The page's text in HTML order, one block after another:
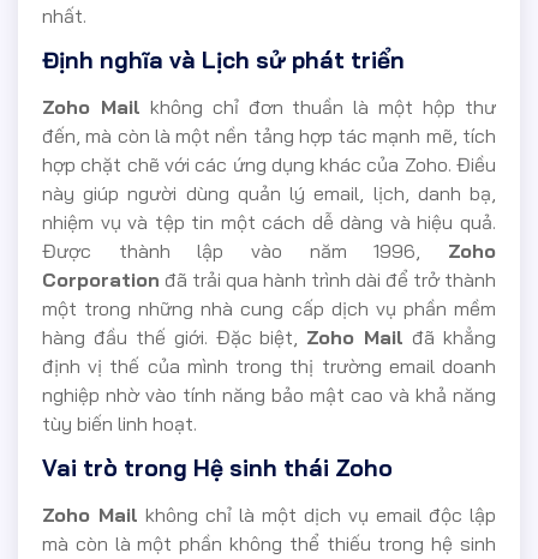
nhất.
Định nghĩa và Lịch sử phát triển
Zoho Mail không chỉ đơn thuần là một hộp thư
đến, mà còn là một nền tảng hợp tác mạnh mẽ, tích
hợp chặt chẽ với các ứng dụng khác của Zoho. Điều
này giúp người dùng quản lý email, lịch, danh bạ,
nhiệm vụ và tệp tin một cách dễ dàng và hiệu quả.
Được thành lập vào năm 1996, Zoho
Corporation đã trải qua hành trình dài để trở thành
một trong những nhà cung cấp dịch vụ phần mềm
hàng đầu thế giới. Đặc biệt, Zoho Mail đã khẳng
định vị thế của mình trong thị trường email doanh
nghiệp nhờ vào tính năng bảo mật cao và khả năng
tùy biến linh hoạt.
Vai trò trong Hệ sinh thái Zoho
Zoho Mail không chỉ là một dịch vụ email độc lập
mà còn là một phần không thể thiếu trong hệ sinh